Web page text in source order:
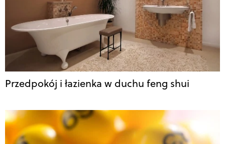
Przedpokój i łazienka w duchu feng shui